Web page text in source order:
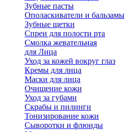
Зубные пасты
Ополаскиватели и бальзамы
Зубные щетки
Спреи для полости рта
Смолка жевательная
для Лица
Уход за кожей вокруг глаз
Кремы для лица
Маски для лица
Очищение кожи
Уход за губами
Скрабы и пилинги
Тонизирование кожи
Сыворотки и флюиды